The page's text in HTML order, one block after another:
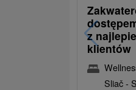
z
klientów
Sliač -